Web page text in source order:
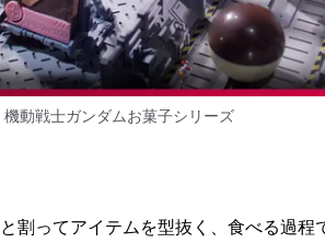
機動戦士ガンダムお菓子シリーズ
割ってアイテムを型抜く、食べる過程